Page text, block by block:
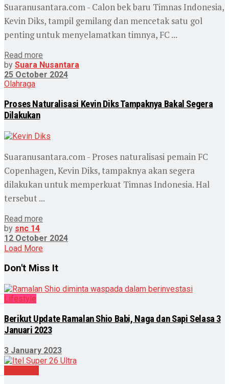
Suaranusantara.com - Calon bek baru Timnas Indonesia,
Kevin Diks, tampil gemilang dan mencetak satu gol
penting untuk menyelamatkan timnya, FC ...
Read more
by Suara Nusantara
25 October 2024
Olahraga
Proses Naturalisasi Kevin Diks Tampaknya Bakal Segera
Dilakukan
Suaranusantara.com - Proses naturalisasi pemain FC
Copenhagen, Kevin Diks, tampaknya akan segera
dilakukan untuk memperkuat Timnas Indonesia. Hal
tersebut ...
Read more
by snc 14
12 October 2024
Load More
Don't Miss It
Lifestyle
Berikut Update Ramalan Shio Babi, Naga dan Sapi Selasa 3
Januari 2023
3 January 2023